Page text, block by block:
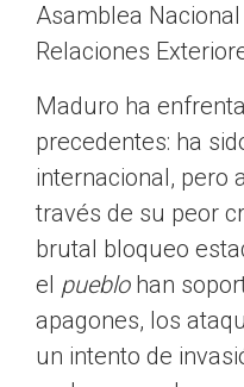
Asamblea
Relaciones
Maduro ha
precedentes: ha
internacional, pero
través de su peor
brutal bloqueo
el pueblohan
apagones, los
un intento de